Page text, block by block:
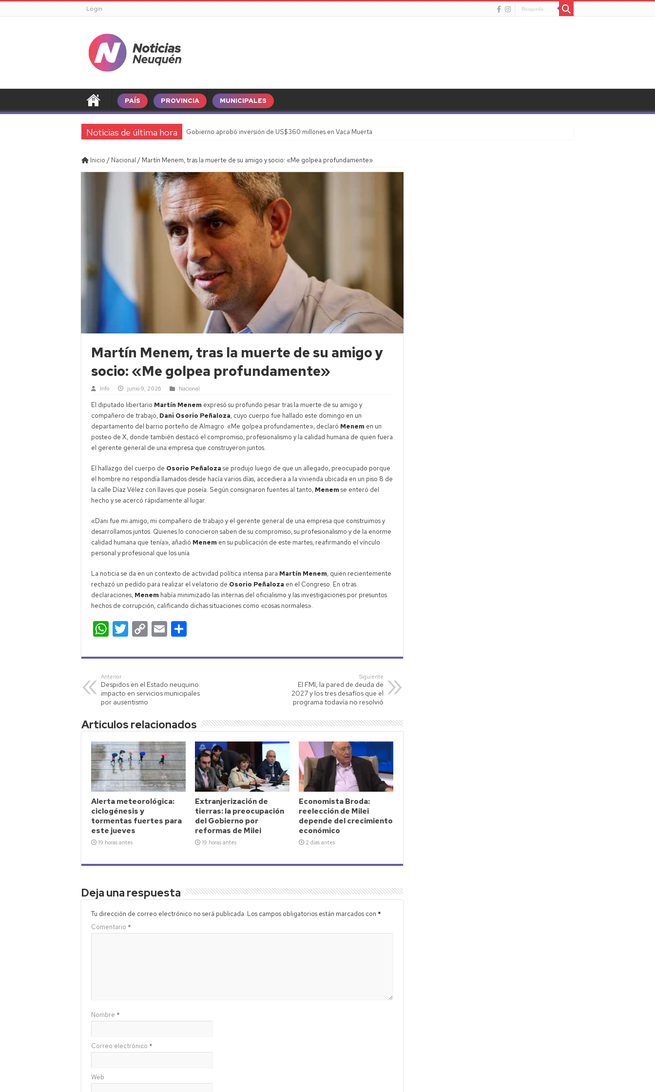
Login
PAÍS PROVINCIA MUNICIPALES
Noticias de última hora Gobierno aprobó inversión de US$360 millones en Vaca Muerta
Inicio / Nacional / Martín Menem, tras la muerte de su amigo y socio: «Me golpea profundamente»
Martín Menem, tras la muerte de su amigo y
socio: «Me golpea profundamente»
Info junio 9, 2026 Nacional
El diputado libertario Martín Menem expresó su profundo pesar tras la muerte de su amigo y
compañero de trabajo, Dani Osorio Peñaloza, cuyo cuerpo fue hallado este domingo en un
departamento del barrio porteño de Almagro. «Me golpea profundamente», declaró Menem en un
posteo de X, donde también destacó el compromiso, profesionalismo y la calidad humana de quien fuera
el gerente general de una empresa que construyeron juntos.
El hallazgo del cuerpo de Osorio Peñaloza se produjo luego de que un allegado, preocupado porque
el hombre no respondía llamados desde hacía varios días, accediera a la vivienda ubicada en un piso 8 de
la calle Díaz Vélez con llaves que poseía. Según consignaron fuentes al tanto, Menem se enteró del
hecho y se acercó rápidamente al lugar.
«Dani fue mi amigo, mi compañero de trabajo y el gerente general de una empresa que construimos y
desarrollamos juntos. Quienes lo conocieron saben de su compromiso, su profesionalismo y de la enorme
calidad humana que tenía», añadió Menem en su publicación de este martes, reafirmando el vínculo
personal y profesional que los unía.
La noticia se da en un contexto de actividad política intensa para Martín Menem, quien recientemente
rechazó un pedido para realizar el velatorio de Osorio Peñaloza en el Congreso. En otras
declaraciones, Menem había minimizado las internas del oficialismo y las investigaciones por presuntos
hechos de corrupción, calificando dichas situaciones como «cosas normales».
W
at
s
A
p
p
T
tt
C
p
Li
E
ail m
ar
Anterior
Despidos en el Estado neuquino:
impacto en servicios municipales
por ausentismo
Siguiente
El FMI, la pared de deuda de
2027 y los tres desafíos que el
programa todavía no resolvió
Articulos relacionados
Alerta meteorológica:
ciclogénesis y
tormentas fuertes para
este jueves
19 horas antes
Extranjerización de
tierras: la preocupación
del Gobierno por
reformas de Milei
19 horas antes
Economista Broda:
reelección de Milei
depende del crecimiento
económico
2 días antes
Deja una respuesta
Tu dirección de correo electrónico no será publicada. Los campos obligatorios están marcados con *
Comentario *
Nombre *
Correo electrónico *
Web